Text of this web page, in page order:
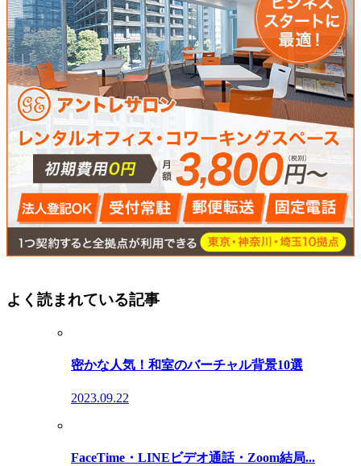
よく読まれている記事
密かな人気！和室のバーチャル背景10選
2023.09.22
FaceTime・LINEビデオ通話・Zoom結局...